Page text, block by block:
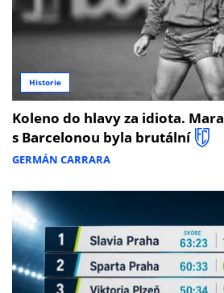
Historie
Koleno do hlavy za idiota.
s Barcelonou byla brutální
GERMÁN CARRARA